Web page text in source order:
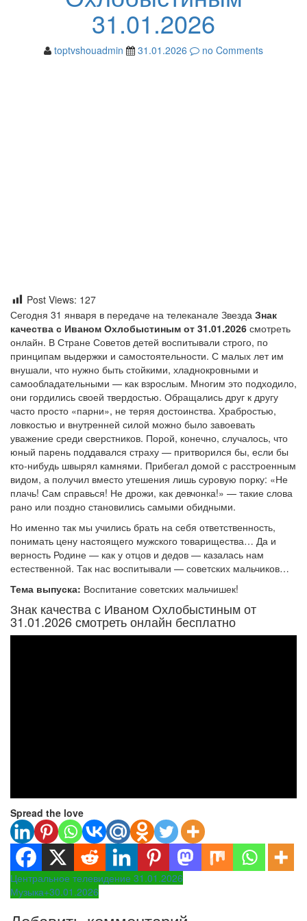
31.01.2026
toptvshouadmin 31.01.2026 no Comments
Post Views: 127
Сегодня 31 января в передаче на телеканале Звезда Знак
качества с Иваном Охлобыстиным от 31.01.2026 смотреть
онлайн. В Стране Советов детей воспитывали строго, по
принципам выдержки и самостоятельности. С малых лет им
внушали, что нужно быть стойкими, хладнокровными и
самообладательными — как взрослым. Многим это подходило,
они гордились своей твердостью. Обращались друг к другу
часто просто «парни», не теряя достоинства. Храбростью,
ловкостью и внутренней силой можно было завоевать
уважение среди сверстников. Порой, конечно, случалось, что
юный парень поддавался страху — притворился бы, если бы
кто-нибудь швырял камнями. Прибегал домой с расстроенным
видом, а получил вместо утешения лишь суровую порку: «Не
плачь! Сам справься! Не дрожи, как девчонка!» — такие слова
рано или поздно становились самыми обидными.
Но именно так мы учились брать на себя ответственность,
понимать цену настоящего мужского товарищества… Да и
верность Родине — как у отцов и дедов — казалась нам
естественной. Так нас воспитывали — советских мальчиков…
Тема выпуска: Воспитание советских мальчишек!
Знак качества с Иваном Охлобыстиным от
31.01.2026 смотреть онлайн бесплатно
Spread the love
Навигация
по
Центральное телевидение 31.01.2026
Музыка+30.01.2026